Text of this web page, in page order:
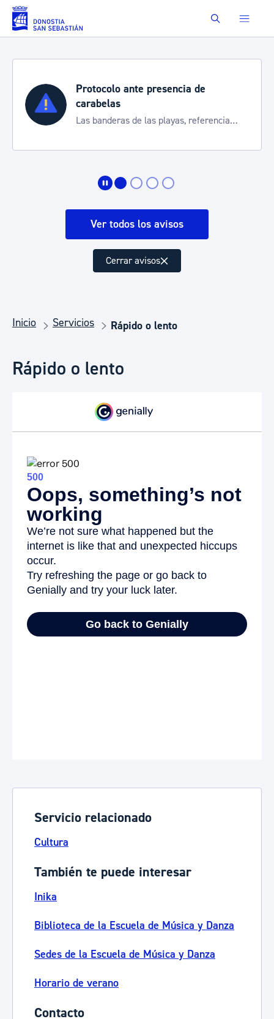
Saltar al contenido principal Buscar
Protocolo ante presencia de
carabelas
Las banderas de las playas, referencia
Ver todos los avisos
Cerrar avisos
Inicio Servicios Rápido o lento
Rápido o lento
Servicio relacionado
Cultura
También te puede interesar
Inika
Biblioteca de la Escuela de Música y Danza
Sedes de la Escuela de Música y Danza
Horario de verano
Contacto